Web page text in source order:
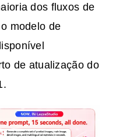
dos fluxos de
modelo de
de atualização do